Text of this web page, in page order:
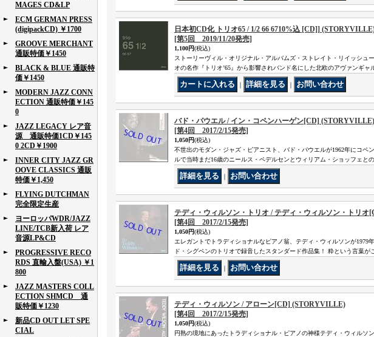
MAGES CD&LP
ECM GERMAN PRESS
(digipackCD) ￥1700
GROOVE MERCHANT
通販特価￥1450
BLACK & BLUE 通販特
価￥1450
MODERN JAZZ CONN
ECTION 通販特価￥145
0
JAZZ LEGACY レア音
源 通販特価1CD￥145
0 2CD￥1900
INNER CITY JAZZ GR
OOVE CLASSICS 通販
特価￥1,450
FLYING DUTCHMAN
完全限定生産
ヨーロッパWDR/JAZZ
LINE/TCB新入荷 レア
音源LP&CD
PROGRESSIVE RECO
RDS 直輸入盤(USA) ￥1
800
JAZZ MASTERS COLL
ECTION SHMCD 通
販特価￥1230
新品CD OUT LET SPE
CIAL
日本初CD化 トリオ65 / 1/2 66 6710%込 [CD]]
[第5回 2019/11/20発売]
1,100円(税込)
ストーリーヴィル・オリジナル・アルバムズ・ストレイト・リイッシュ
オの名作『トリオ’65』から影響されバンド名にした北欧のアヴァンギャ
｜ ｜
バド・パウエル / イン・コペンハーゲン[CD] (STORYVILLE)
[第4回 2017/2/15発売]
1,050円(税込)
不世出のモダン・ジャズ・ピアニスト、バド・パウエルが1962年にコペ
ルで当時まだ16歳のニールス・ペデルセンとウィリアム・ショッフェと
｜
テディ・ウィルソン・トリオ / テディ・ウィルソン・トリ
[第4回 2017/2/15発売]
1,050円(税込)
エレガントでトラディショナルなピアノ翁、テディ・ウィルソンが1979
ド・シグペンのトリオで録音したスタンダード作品集！ 粋という言葉が
｜
テディ・ウィルソン / アローン[CD] (STORYVILLE)
[第4回 2017/2/15発売]
1,050円(税込)
円熟の境地にあったトラディショナル・ピアノの神様テディ・ウィルソ